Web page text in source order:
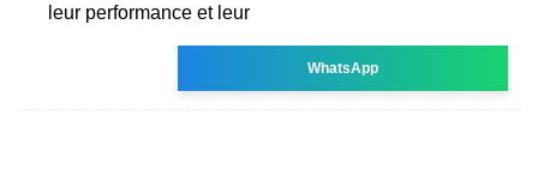
leur performance et leur
WhatsApp